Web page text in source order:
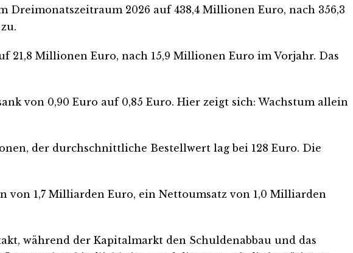
2026 auf 438,4 Millionen Euro, nach 356,3
21,8 Millionen Euro, nach 15,9 Millionen Euro im Vorjahr. Das
von 0,90 Euro auf 0,85 Euro. Hier zeigt sich: Wachstum allein
der durchschnittliche Bestellwert lag bei 128 Euro. Die
1,7 Milliarden Euro, ein Nettoumsatz von 1,0 Milliarden
während der Kapitalmarkt den Schuldenabbau und das